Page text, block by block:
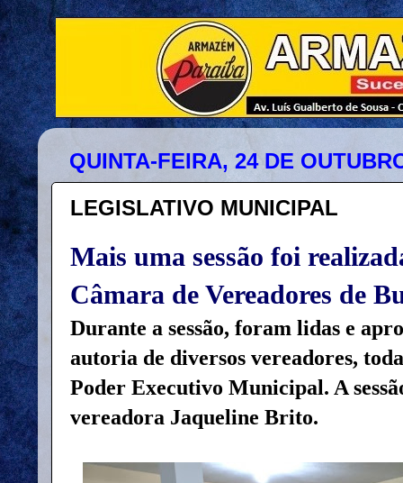
QUINTA-FEIRA, 24 DE
LEGISLATIVO MUNICIPAL
Mais uma sessão foi
Câmara de Vereadores de
Durante a sessão, foram lidas e
autoria de diversos vereadores,
Poder Executivo Municipal. A
vereadora Jaqueline Brito.